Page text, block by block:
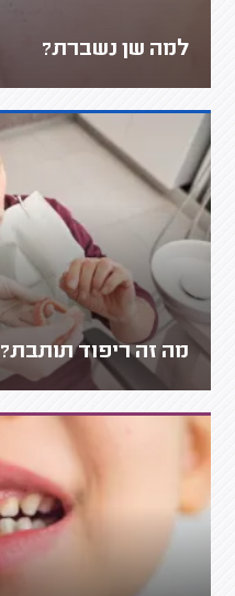
למה שן נשברת?
מה זה ריפוד תותבת?